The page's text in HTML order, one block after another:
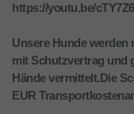
https://youtu.be/
Unsere Hunde
mit Schutzvertrag und
Hände vermittelt.Die
EUR